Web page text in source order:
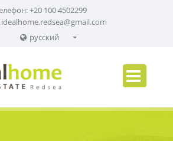
+20 100 4502299
idealhome.redsea@gmail.com
русский
Russian